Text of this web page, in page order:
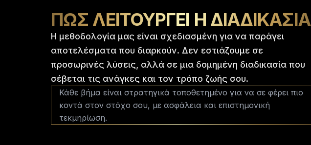
ΠΏΣ ΛΕΙΤΟΥΡΓΕΊ Η ΔΙΑΔΙΚΑΣΊΑ
Η μεθοδολογία μας είναι σχεδιασμένη για να παράγει
αποτελέσματα που διαρκούν. Δεν εστιάζουμε σε
προσωρινές λύσεις, αλλά σε μια δομημένη διαδικασία που
σέβεται τις ανάγκες και τον τρόπο ζωής σου.
Κάθε βήμα είναι στρατηγικά τοποθετημένο για να σε φέρει πιο
κοντά στον στόχο σου, με ασφάλεια και επιστημονική
τεκμηρίωση.